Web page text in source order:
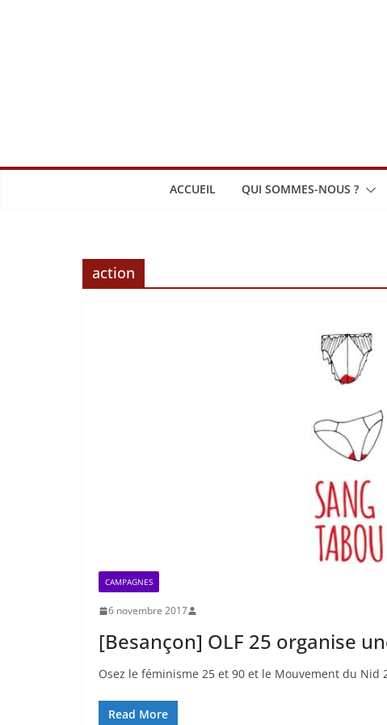
ACCUEIL QUI SOMMES-NOUS ?
action
CAMPAGNES
6 novembre 2017
[Besançon] OLF 25 organise
Osez le féminisme 25 et 90 et le Mouvement du
Read More